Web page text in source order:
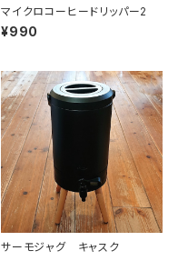
マイクロコーヒードリッパー2
¥990
サーモジャグ キャスク